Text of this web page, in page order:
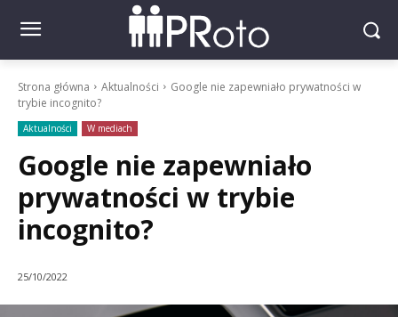
Strona główna Aktualności
Google nie zapewniało prywatności w
trybie incognito?
Aktualności W mediach
Google nie zapewniało
prywatności w trybie
incognito?
25/10/2022